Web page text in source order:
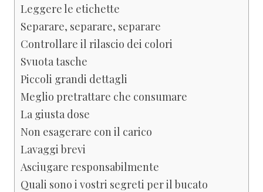
Leggere le etichette
Separare, separare, separare
Controllare il rilascio dei colori
Svuota tasche
Piccoli grandi dettagli
Meglio pretrattare che consumare
La giusta dose
Non esagerare con il carico
Lavaggi brevi
Asciugare responsabilmente
Quali sono i vostri segreti per il bucato